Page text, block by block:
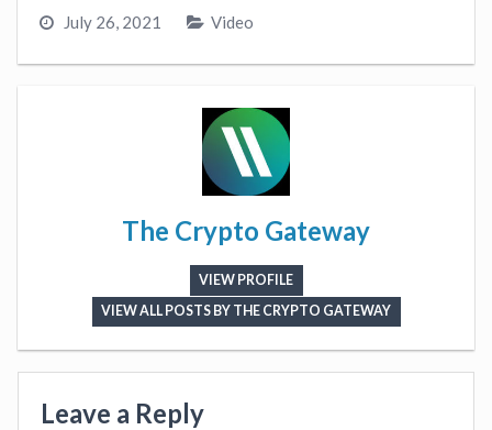
July 26, 2021 Video
The Crypto Gateway
VIEW PROFILE
VIEW ALL POSTS BY THE CRYPTO GATEWAY
Leave a Reply